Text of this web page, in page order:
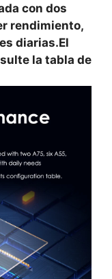
con dos
rendimiento,
diarias.El
la tabla de